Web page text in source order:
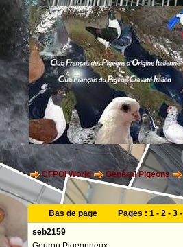
CFPOI World Général Pigeons
Bas de page Pages : 1- 2- 3-
seb2159